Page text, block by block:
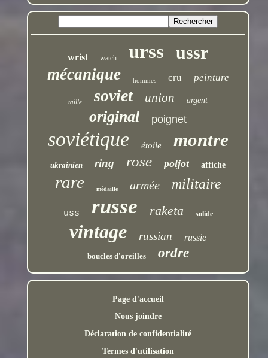
wrist watch urss ussr
mécanique hommes cru peinture
taille soviet union argent
original poignet
soviétique étoile montre
ukrainien ring rose poljot affiche
rare médaille armée militaire
uss russe raketa solide
vintage russian russie
boucles d'oreilles ordre
Page d'accueil
Nous joindre
Déclaration de confidentialité
Termes d'utilisation